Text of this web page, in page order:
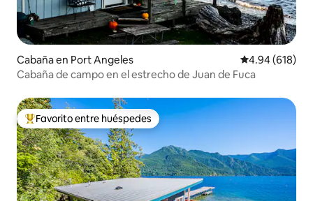
Cabaña en Port Angeles Calificación
4.94 (618)
Cabaña de campo en el estrecho de Juan de Fuca
Favorito entre huéspedes preferido
Favorito entre huéspedes